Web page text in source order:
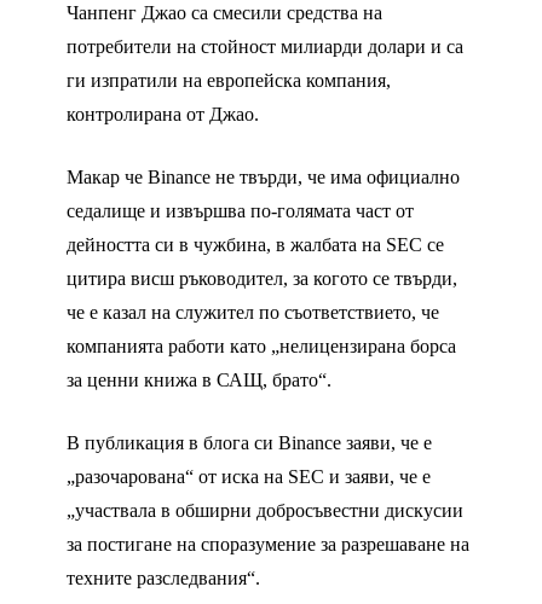
Чанпенг Джао са смесили средства на
потребители на стойност милиарди долари и са
ги изпратили на европейска компания,
контролирана от Джао.
Макар че Binance не твърди, че има официално
седалище и извършва по-голямата част от
дейността си в чужбина, в жалбата на SEC се
цитира висш ръководител, за когото се твърди,
че е казал на служител по съответствието, че
компанията работи като „нелицензирана борса
за ценни книжа в САЩ, брато“.
В публикация в блога си Binance заяви, че е
„разочарована“ от иска на SEC и заяви, че е
„участвала в обширни добросъвестни дискусии
за постигане на споразумение за разрешаване на
техните разследвания“.